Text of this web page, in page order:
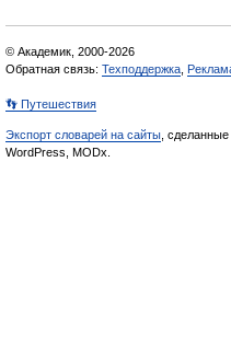
© Академик, 2000-2026
Обратная связь: Техподдержка
👣 Путешествия
Экспорт словарей на сайты ,
WordPress, MODx.